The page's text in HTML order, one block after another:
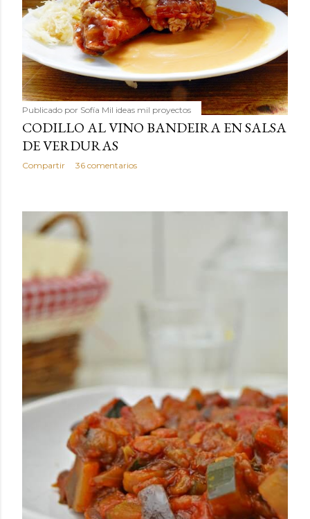
Publicado por Sofía Mil ideas mil proyectos
CODILLO AL VINO BANDEIRA EN SALSA
DE VERDURAS
Compartir 36 comentarios